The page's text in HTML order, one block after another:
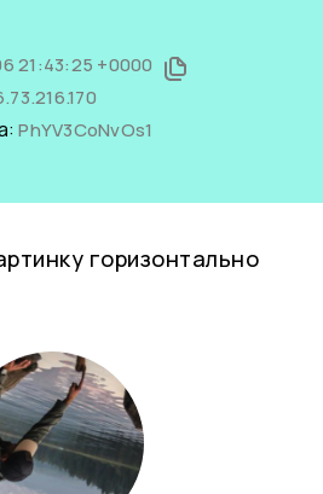
21:43:25 +0000
PhYV3CoNvOs1
горизонтально